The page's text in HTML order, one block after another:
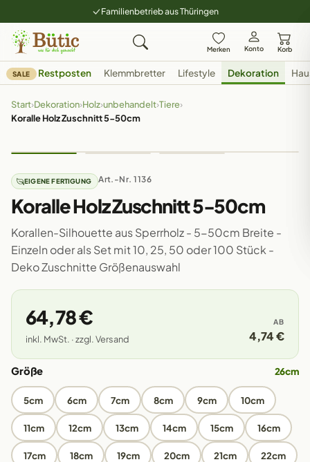
Familienbetrieb aus Thüringen
Merken Konto Korb
SALE Restposten Klemmbretter Lifestyle Dekoration
Start›Dekoration›Holz›unbehandelt›Tiere›
Koralle Holz Zuschnitt 5-50cm
EIGENE FERTIGUNG Art.-Nr. 1136
Koralle Holz Zuschnitt 5-50cm
Korallen-Silhouette aus Sperrholz - 5-50cm Breite -
Einzeln oder als Set mit 10, 25, 50 oder 100 Stück -
Deko Zuschnitte Größenauswahl
64,78 €
inkl. MwSt. · zzgl. Versand
AB
4,74 €
Größe 26cm
5cm 6cm 7cm 8cm 9cm 10cm
11cm 12cm 13cm 14cm 15cm 16cm
17cm 18cm 19cm 20cm 21cm 22cm